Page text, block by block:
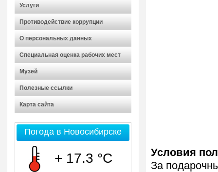
Услуги
Противодействие коррупции
О персональных данных
Специальная оценка рабочих мест
Музей
Полезные ссылки
Карта сайта
Погода в Новосибирске
+ 17.3 °C
Условия
За